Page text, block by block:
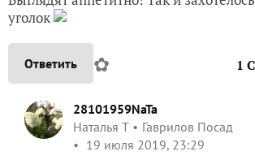
уголок
Ответить ✿ 1
28101959NaTa
Наталья Т
Гаврилов Посад
19 июля 2019, 23:29